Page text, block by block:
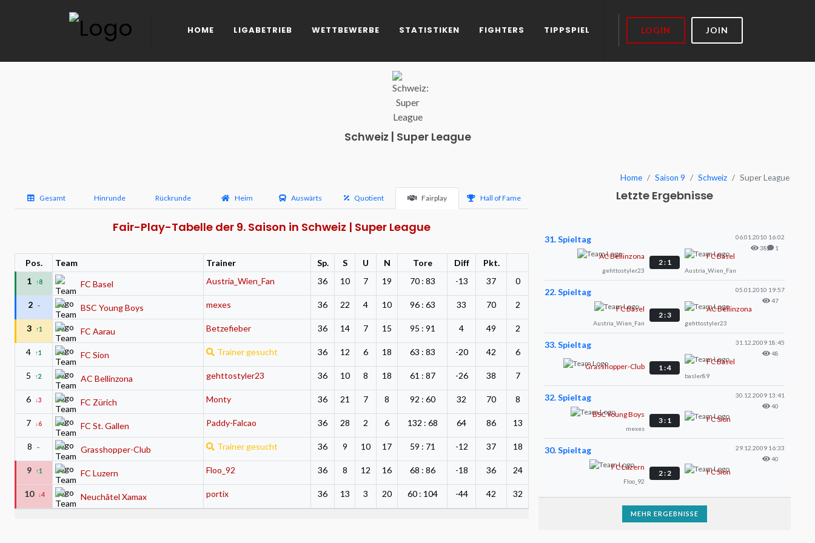
LOGIN JOIN
HOME LIGABETRIEB WETTBEWERBE STATISTIKEN FIGHTERS TIPPSPIEL
Schweiz | Super League
Home Saison 9 Schweiz Super League
Gesamt Hinrunde Rückrunde Heim Auswärts Quotient Fairplay Hall of Fame
Fair-Play-Tabelle der 9. Saison in Schweiz | Super League
Pos. Team Trainer Sp. S U N Tore Diff
Pkt.
1
↑8 FC Basel Austria_Wien_Fan 36 10 7 19 70 : 83 -13 37 0
2 – BSC Young Boys mexes 36 22 4 10 96 : 63 33 70 2
3 ↑1 FC Aarau Betzefieber 36 14 7 15 95 : 91 4 49 2
4 ↑1 FC Sion Trainer gesucht 36 12 6 18 63 : 83 -20 42 6
5 ↑2 AC Bellinzona gehttostyler23 36 10 8 18 61 : 87 -26 38 7
6 ↓3 FC Zürich Monty 36 21 7 8 92 : 60 32 70 8
7 ↓6 FC St. Gallen Paddy-Falcao 36 28 2 6 132 : 68 64 86 13
8 – Grasshopper-Club Trainer gesucht 36 9 10 17 59 : 71 -12 37 18
9 ↑1 FC Luzern Floo_92 36 8 12 16 68 : 86 -18 36 24
10 ↓4 Neuchâtel Xamax portix 36 13 3 20 60 : 104 -44 42 32
Letzte Ergebnisse
31. Spieltag
06.01.2010 16:02
38
1
AC Bellinzona
gehttostyler23
2 : 1
FC Basel
Austria_Wien_Fan
22. Spieltag
05.01.2010 19:57
47
FC Basel
Austria_Wien_Fan
2 : 3
AC Bellinzona
gehttostyler23
33. Spieltag
31.12.2009 18:45
48
Grasshopper-Club 1 : 4
FC Basel
basler89
32. Spieltag
30.12.2009 13:41
40
BSC Young Boys
mexes
3 : 1 FC Sion
30. Spieltag
29.12.2009 16:33
40
FC Luzern
Floo_92
2 : 2 FC Sion
MEHR ERGEBNISSE